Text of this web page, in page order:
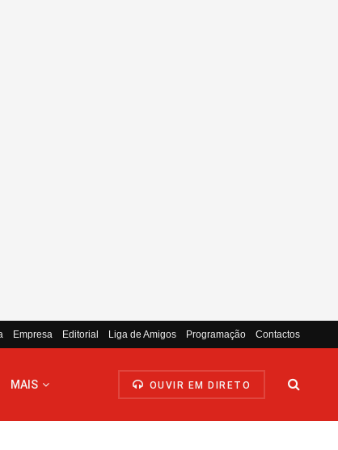
Empresa Editorial Liga de Amigos Programação Contactos
MAIS OUVIR EM DIRETO